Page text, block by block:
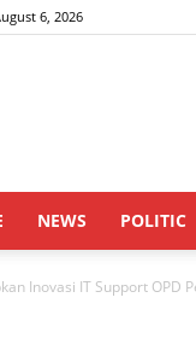
6, 2026
NEWS POLITIC
Inovasi IT Support OPD